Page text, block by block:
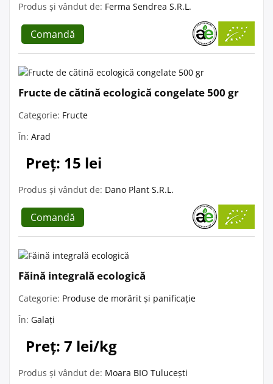
Produs și vândut de: Ferma Sendrea S.R.L.
Comandă
Fructe de cătină ecologică congelate 500 gr
Categorie: Fructe
În: Arad
Preț: 15 lei
Produs și vândut de: Dano Plant S.R.L.
Comandă
Făină integrală ecologică
Categorie: Produse de morărit și panificație
În: Galați
Preț: 7 lei/kg
Produs și vândut de: Moara BIO Tulucești